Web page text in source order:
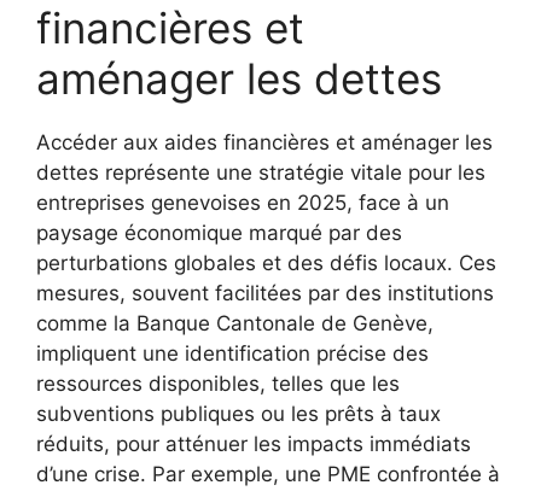
financières et
aménager les dettes
Accéder aux aides financières et aménager les
dettes représente une stratégie vitale pour les
entreprises genevoises en 2025, face à un
paysage économique marqué par des
perturbations globales et des défis locaux. Ces
mesures, souvent facilitées par des institutions
comme la Banque Cantonale de Genève,
impliquent une identification précise des
ressources disponibles, telles que les
subventions publiques ou les prêts à taux
réduits, pour atténuer les impacts immédiats
d’une crise. Par exemple, une PME confrontée à